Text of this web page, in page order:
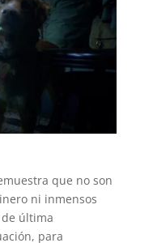
que no son
ni inmensos
última
para